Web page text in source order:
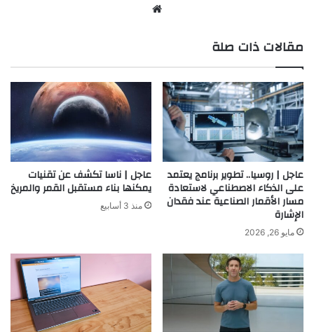
مقالات ذات صلة
عاجل | روسيا.. تطوير برنامج يعتمد
على الذكاء الاصطناعي لاستعادة
مسار الأقمار الصناعية عند فقدان
الإشارة
مايو 26, 2026
عاجل | ناسا تكشف عن تقنيات
يمكنها بناء مستقبل القمر والمريخ
منذ 3 أسابيع